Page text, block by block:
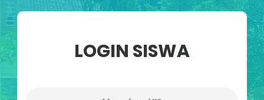
LOGIN SISWA